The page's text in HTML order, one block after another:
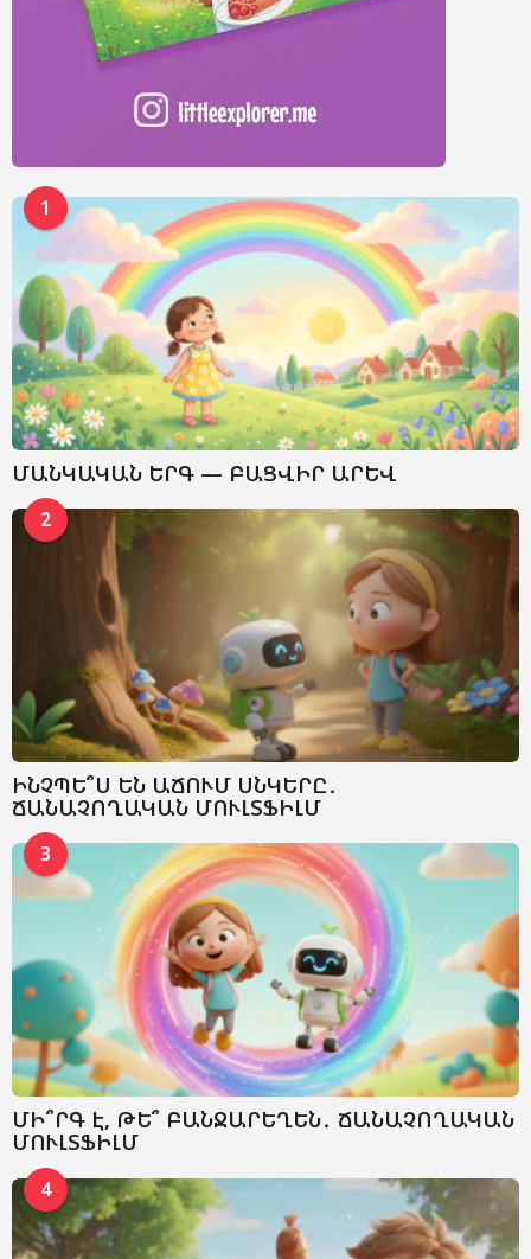
1
ՄԱՆԿԱԿԱՆ ԵՐԳ — ԲԱՑՎԻՐ ԱՐԵՎ
2
ԻՆՉՊԵ՞Ս ԵՆ ԱՃՈՒՄ ՍՆԿԵՐԸ․
ՃԱՆԱՉՈՂԱԿԱՆ ՄՈՒԼՏՖԻԼՄ
3
ՄԻ՞ՐԳ Է, ԹԵ՞ ԲԱՆՋԱՐԵՂԵՆ․ ՃԱՆԱՉՈՂԱԿԱՆ
ՄՈՒԼՏՖԻԼՄ
4